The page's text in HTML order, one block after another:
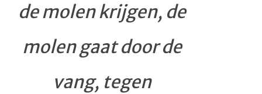
de molen krijgen, de
molen gaat door de
vang, tegen